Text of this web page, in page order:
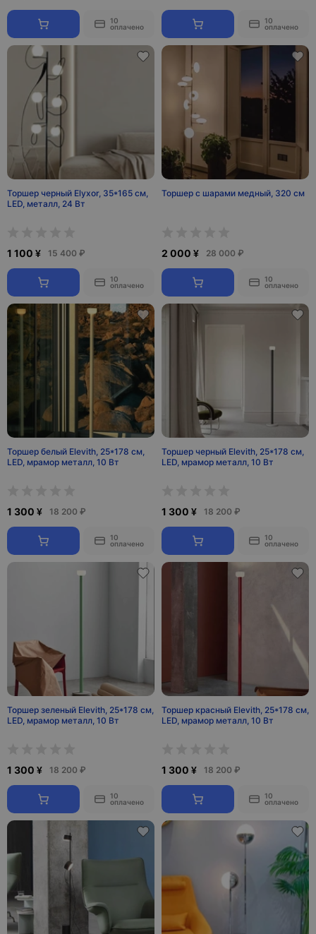
10
оплачено
10
оплачено
Торшер черный Elyxor, 35*165 см,
LED, металл, 24 Вт
1 100 ¥ 15 400 ₽
10
оплачено
Торшер с шарами медный, 320 см
2 000 ¥ 28 000 ₽
10
оплачено
Торшер белый Elevith, 25*178 см,
LED, мрамор металл, 10 Вт
1 300 ¥ 18 200 ₽
10
оплачено
Торшер черный Elevith, 25*178 см,
LED, мрамор металл, 10 Вт
1 300 ¥ 18 200 ₽
10
оплачено
Торшер зеленый Elevith, 25*178 см,
LED, мрамор металл, 10 Вт
1 300 ¥ 18 200 ₽
10
оплачено
Торшер красный Elevith, 25*178 см,
LED, мрамор металл, 10 Вт
1 300 ¥ 18 200 ₽
10
оплачено